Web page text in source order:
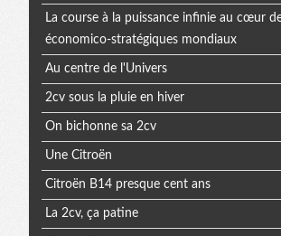
La course à la puissance infinie au cœur
économico-stratégiques mondiaux
Au centre de l'Univers
2cv sous la pluie en hiver
On bichonne sa 2cv
Une Citroën
Citroën B14 presque cent ans
La 2cv, ça patine